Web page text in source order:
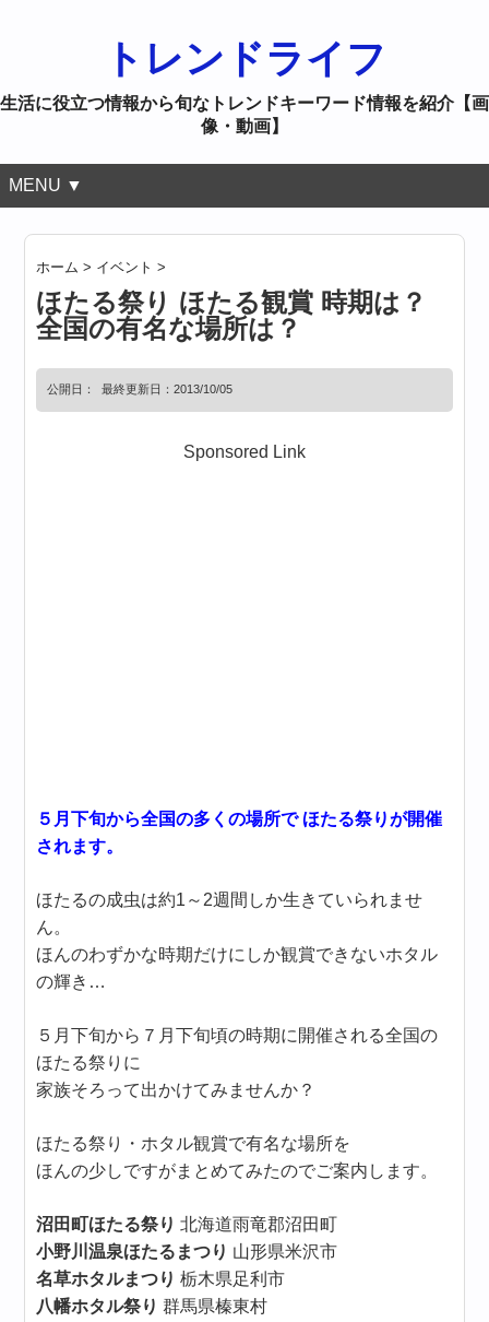
トレンドライフ
生活に役立つ情報から旬なトレンドキーワード情報を紹介【画
像・動画】
MENU ▼
ホーム > イベント >
ほたる祭り ほたる観賞 時期は？
全国の有名な場所は？
公開日： 最終更新日：2013/10/05
Sponsored Link
５月下旬から全国の多くの場所で ほたる祭りが開催
されます。
ほたるの成虫は約1～2週間しか生きていられませ
ん。
ほんのわずかな時期だけにしか観賞できないホタル
の輝き…
５月下旬から７月下旬頃の時期に開催される全国の
ほたる祭りに
家族そろって出かけてみませんか？
ほたる祭り・ホタル観賞で有名な場所を
ほんの少しですがまとめてみたのでご案内します。
沼田町ほたる祭り 北海道雨竜郡沼田町
小野川温泉ほたるまつり 山形県米沢市
名草ホタルまつり 栃木県足利市
八幡ホタル祭り 群馬県榛東村